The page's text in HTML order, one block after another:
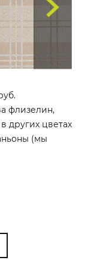
флизелин,
других цветах
(мы